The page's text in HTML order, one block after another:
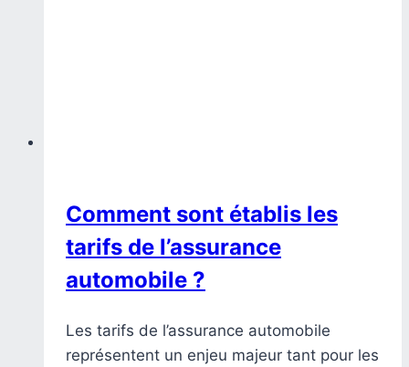
Comment sont établis les
tarifs de l’assurance
automobile ?
Les tarifs de l’assurance automobile
représentent un enjeu majeur tant pour les